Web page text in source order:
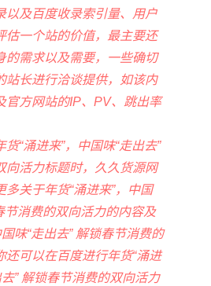
以及百度收录索引量、用户
估一个站的价值，最主要还
的需求以及需要，一些确切
站长进行洽谈提供，如该内
官方网站的IP、PV、跳出率
“涌进来”，中国味“走出去”
向活力标题时，久久货源网
关于年货“涌进来”，中国
节消费的双向活力的内容及
味“走出去” 解锁春节消费的
还可以在百度进行年货“涌进
去” 解锁春节消费的双向活力